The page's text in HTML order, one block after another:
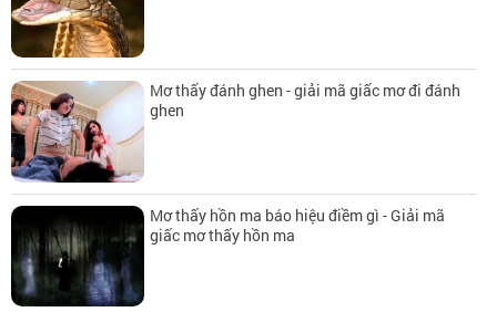
Mơ thấy đánh ghen - giải mã giấc mơ đi đánh
ghen
Mơ thấy hồn ma báo hiệu điềm gì - Giải mã
giấc mơ thấy hồn ma